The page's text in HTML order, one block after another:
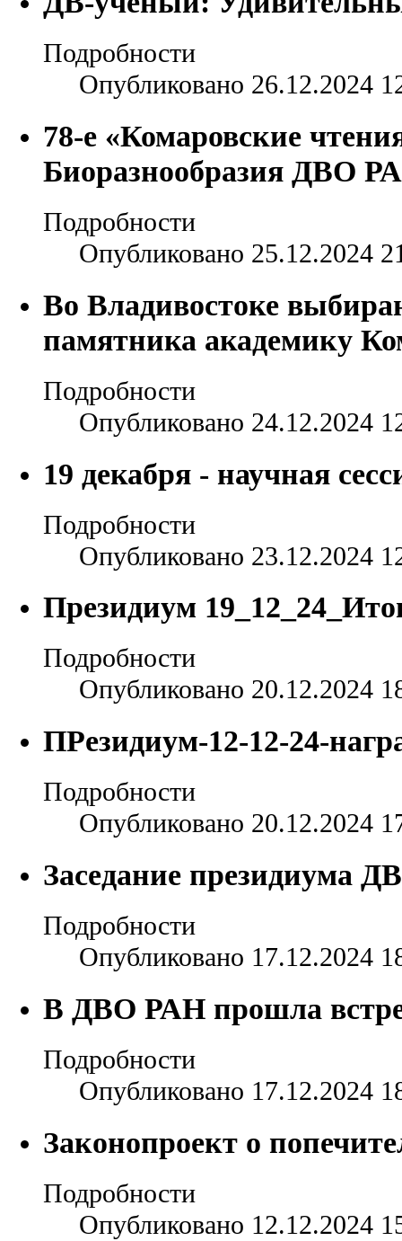
Подробности
Опубликовано 26.12.2024
78-е «Комаровские
Биоразнообразия ДВО
Подробности
Опубликовано 25.12.2024
Во Владивостоке
памятника академику
Подробности
Опубликовано 24.12.2024
19 декабря - научная
Подробности
Опубликовано 23.12.2024
Президиум
Подробности
Опубликовано 20.12.2024
ПРезидиум-12-12-24-
Подробности
Опубликовано 20.12.2024
Заседание президиума
Подробности
Опубликовано 17.12.2024
В ДВО РАН прошла
Подробности
Опубликовано 17.12.2024
Законопроект о
Подробности
Опубликовано 12.12.2024